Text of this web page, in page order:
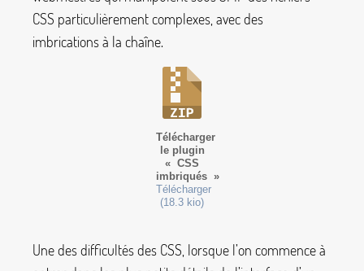
CSS particulièrement complexes, avec des
imbrications à la chaîne.
Télécharger
le plugin
« CSS
imbriqués »
Télécharger
(18.3 kio)
Une des difficultés des CSS, lorsque l’on commence à